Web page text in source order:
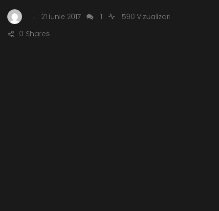
. 21 iunie 2017 1
590 Vizualizari
Shares
0